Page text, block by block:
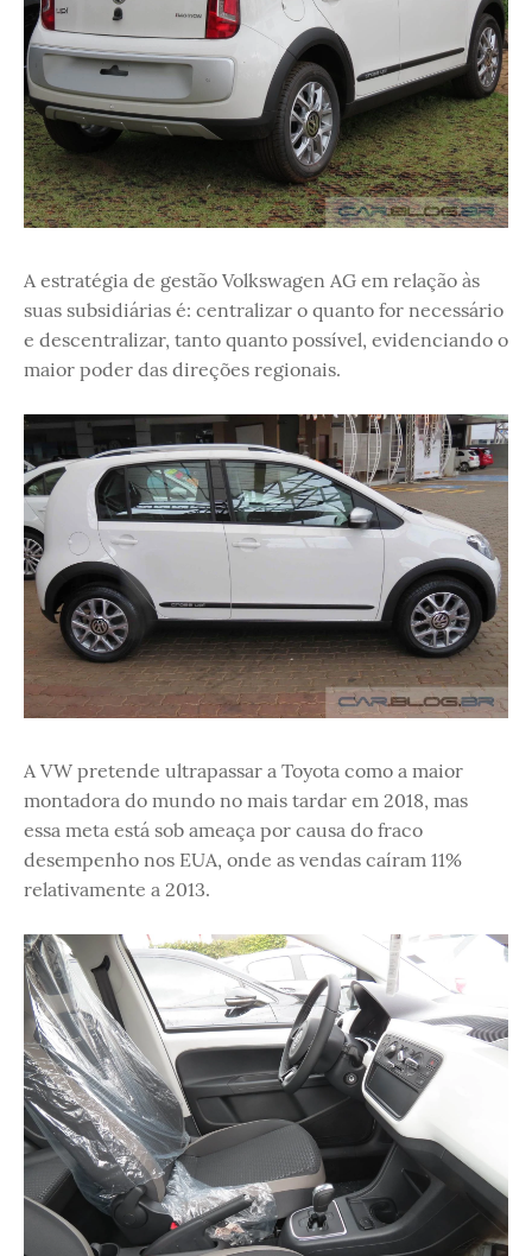
A estratégia de gestão Volkswagen AG em relação às
suas subsidiárias é: centralizar o quanto for necessário
e descentralizar, tanto quanto possível, evidenciando o
maior poder das direções regionais.
A VW pretende ultrapassar a Toyota como a maior
montadora do mundo no mais tardar em 2018, mas
essa meta está sob ameaça por causa do fraco
desempenho nos EUA, onde as vendas caíram 11%
relativamente a 2013.